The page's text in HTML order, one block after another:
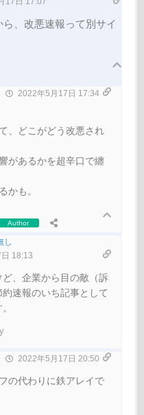
、改悪速報って別サイ
2022年5月17日 17:34
、どこがどう改悪され
があるかを超辛口で纏
かも。
Author
し
18:13
、企業から目の敵（訴
速報のいち記事として
2022年5月17日 20:50
の代わりに鉄アレイで